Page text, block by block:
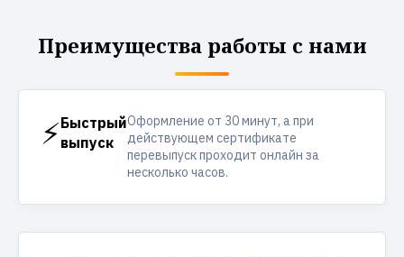
Преимущества работы с нами
⚡Быстрый
выпуск
Оформление от 30 минут, а при
действующем сертификате
перевыпуск проходит онлайн за
несколько часов.